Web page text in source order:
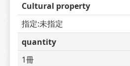
Cultural property
指定:未指定
quantity
1冊